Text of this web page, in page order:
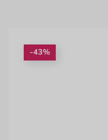
-43%